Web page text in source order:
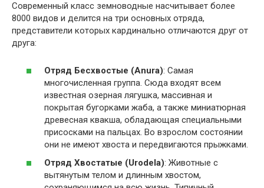
Современный класс земноводные насчитывает более
8000 видов и делится на три основных отряда,
представители которых кардинально отличаются друг от
друга:
Отряд Бесхвостые (Anura): Самая
многочисленная группа. Сюда входят всем
известная озерная лягушка, массивная и
покрытая бугорками жаба, а также миниатюрная
древесная квакша, обладающая специальными
присосками на пальцах. Во взрослом состоянии
они не имеют хвоста и передвигаются прыжками.
Отряд Хвостатые (Urodela): Животные с
вытянутым телом и длинным хвостом,